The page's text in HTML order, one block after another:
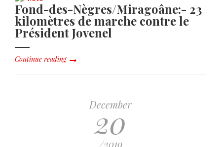
Fond-des-Nègres/Miragoâne:- 23
kilomètres de marche contre le
Président Jovenel
Continue reading
December
20
/2019